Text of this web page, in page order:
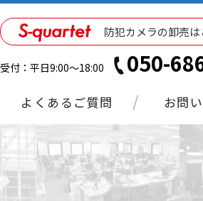
防犯カメラの卸売は
受付：平日9:00～18:00 050-
よくあるご質問 お問